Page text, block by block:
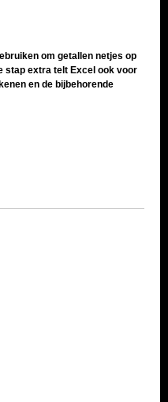
om getallen netjes op
stap extra telt Excel ook voor
en de bijbehorende